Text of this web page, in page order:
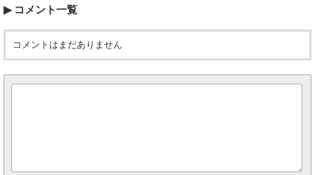
コメント一覧
コメントはまだありません